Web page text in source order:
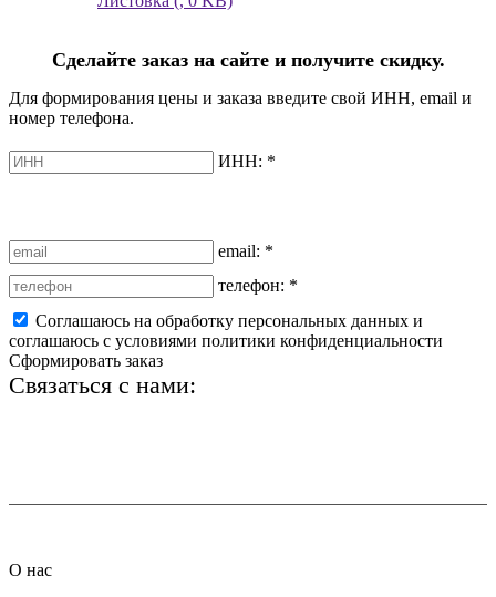
Сделайте заказ на сайте и получите скидку.
Для формирования цены и заказа введите свой ИНН, email и
номер телефона.
ИНН: *
email: *
телефон: *
Соглашаюсь на обработку персональных данных и
соглашаюсь с условиями политики конфиденциальности
Сформировать заказ
Связаться с нами:
О нас